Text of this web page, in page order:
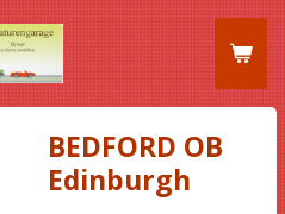
BEDFORD OB
Edinburgh